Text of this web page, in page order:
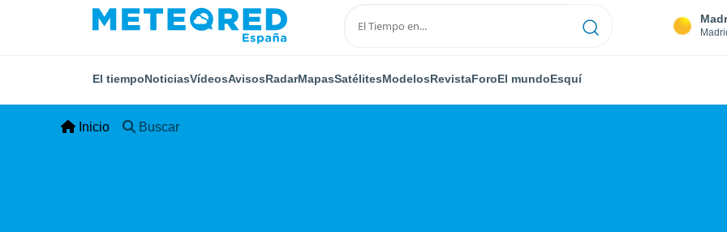
El tiempoNoticiasVídeosAvisosRadarMapasSatélitesModelosRevistaForoEl mundoEsquí
Inicio Buscar